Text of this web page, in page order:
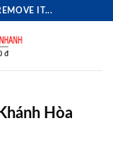
IT...
Hòa